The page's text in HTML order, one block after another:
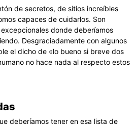
de secretos, de sitios increíbles
capaces de cuidarlos. Son
donde deberíamos
Desgraciadamente con algunos
el dicho de «lo bueno si breve dos
no hace nada al respecto estos
deberíamos tener en esa lista de